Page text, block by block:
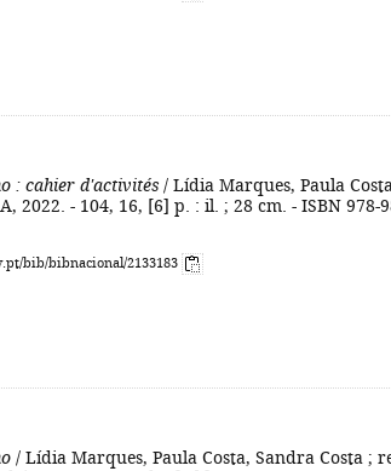
: cahier d'activités / Lídia Marques, Paula
2022. - 104, 16, [6] p. : il. ; 28 cm. - ISBN 978-
bib/bibnacional/2133183
/ Lídia Marques, Paula Costa, Sandra Costa ;